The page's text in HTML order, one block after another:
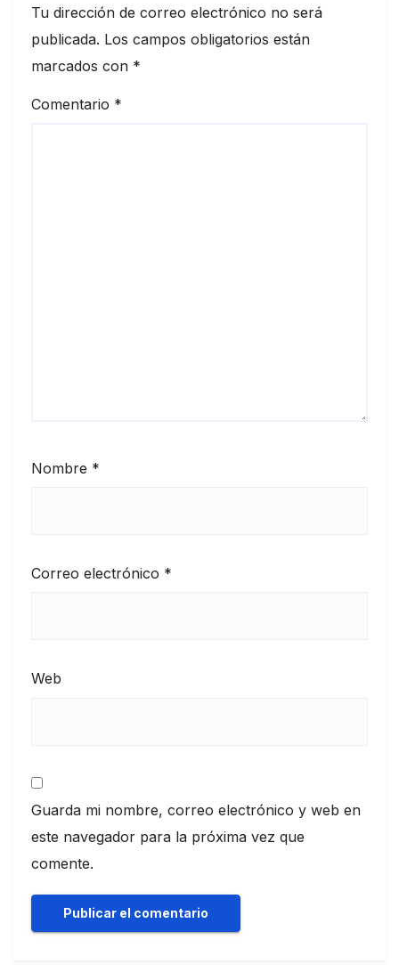
Tu dirección de correo electrónico no será
publicada. Los campos obligatorios están
marcados con *
Comentario *
Nombre *
Correo electrónico *
Web
Guarda mi nombre, correo electrónico y web en
este navegador para la próxima vez que
comente.